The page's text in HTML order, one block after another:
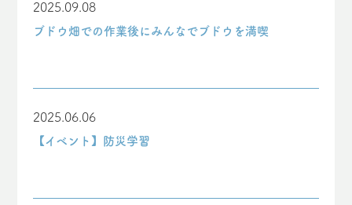
2025.09.08
ブドウ畑での作業後にみんなでブドウを満喫
2025.06.06
【イベント】防災学習